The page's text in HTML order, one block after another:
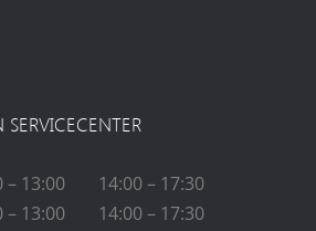
– 13:00
14:00 – 17:30
– 13:00
14:00 – 17:30